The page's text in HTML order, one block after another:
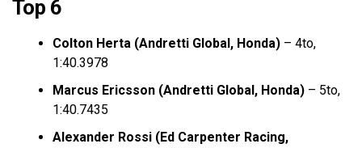
Top 6
Colton Herta (Andretti Global, Honda) – 4to,
1:40.3978
Marcus Ericsson (Andretti Global, Honda) – 5to,
1:40.7435
Alexander Rossi (Ed Carpenter Racing,